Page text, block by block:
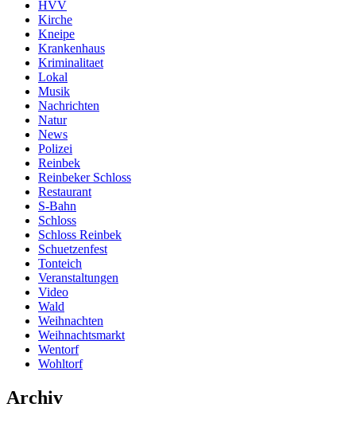
HVV
Kirche
Kneipe
Krankenhaus
Kriminalitaet
Lokal
Musik
Nachrichten
Natur
News
Polizei
Reinbek
Reinbeker Schloss
Restaurant
S-Bahn
Schloss
Schloss Reinbek
Schuetzenfest
Tonteich
Veranstaltungen
Video
Wald
Weihnachten
Weihnachtsmarkt
Wentorf
Wohltorf
Archiv